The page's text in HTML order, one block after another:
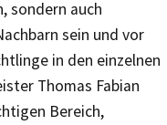
sondern auch
sein und vor
in den einzelnen
Thomas Fabian
Bereich,